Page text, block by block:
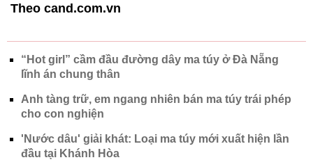
Theo cand.com.vn
“Hot girl” cầm đầu đường dây ma túy ở Đà Nẵng
lĩnh án chung thân
Anh tàng trữ, em ngang nhiên bán ma túy trái phép
cho con nghiện
'Nước dâu' giải khát: Loại ma túy mới xuất hiện lần
đầu tại Khánh Hòa